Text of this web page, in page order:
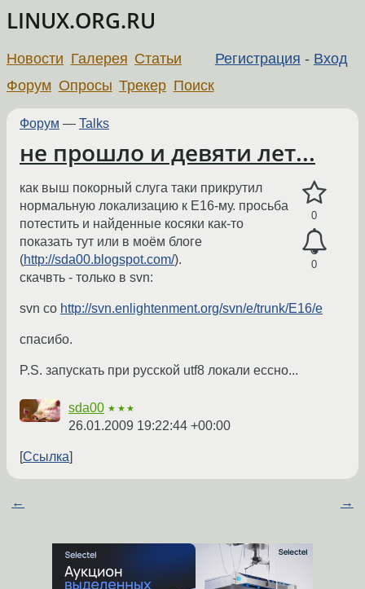
LINUX.ORG.RU
Регистрация - Вход
Новости Галерея Статьи
Форум Опросы Трекер Поиск
Форум — Talks
не прошло и девяти лет...
0
0
как выш покорный слуга таки прикрутил
нормальную локализацию к E16-му. просьба
потестить и найденные косяки как-то
показать тут или в моём блоге
(http://sda00.blogspot.com/).
скачвть - только в svn:
svn co http://svn.enlightenment.org/svn/e/trunk/E16/e
спасибо.
P.S. запускать при русской utf8 локали ессно...
sda00 ★★★
26.01.2009 19:22:44 +00:00
Ссылка
← →